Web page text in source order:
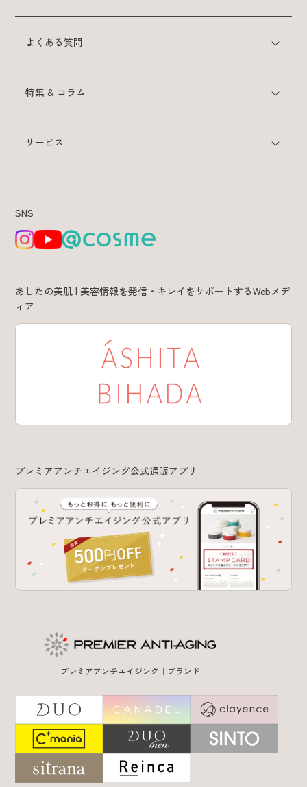
よくある質問
特集 & コラム
サービス
SNS
あしたの美肌 | 美容情報を発信・キレイをサポートするWebメデ
ィア
プレミアアンチエイジング公式通販アプリ
プレミアアンチエイジング｜ブランド